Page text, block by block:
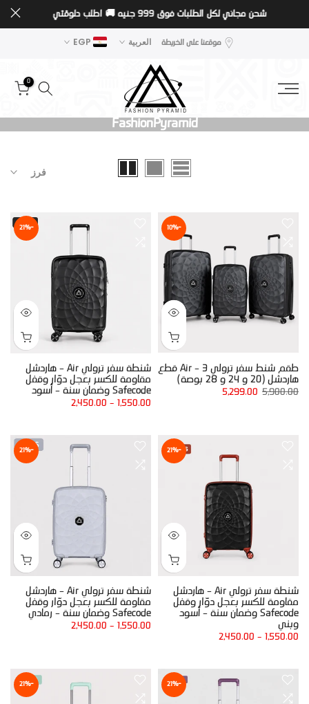
شحن مجاني لكل الطلبات فوق 999 جنيه 🚚 اطلب دلوقتي
موقعنا على الخريطة العربية EGP
0
FashionPyramid
فرز
-10%
طقم شنط سفر ترولي Air – 3 قطع
هاردشل (20 و 24 و 28 بوصة)
5,900.00
5,299.00
-21%
شنطة سفر ترولي Air – هاردشل
مقاومة للكسر بعجل دوّار وقفل
Safecode وضمان سنة – أسود
1,550.00
–
2,450.00
-21%
شنطة سفر ترولي Air – هاردشل
مقاومة للكسر بعجل دوّار وقفل
Safecode وضمان سنة – أسود
وبني
1,550.00
–
2,450.00
-21%
شنطة سفر ترولي Air – هاردشل
مقاومة للكسر بعجل دوّار وقفل
Safecode وضمان سنة – رمادي
1,550.00
–
2,450.00
-21%
-21%